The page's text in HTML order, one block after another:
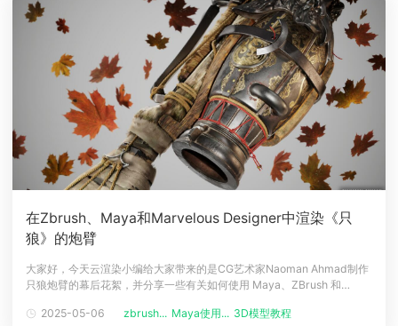
在Zbrush、Maya和Marvelous Designer中渲染《只
狼》的炮臂
大家好，今天云渲染小编给大家带来的是CG艺术家Naoman Ahmad制作
只狼炮臂的幕后花絮，并分享一些有关如何使用 Maya、ZBrush 和
曼艾哈迈德，一名来自加拿大蒙特利尔的游戏和视觉特效艺术家。我参与
2025-05-06 zbrush... Maya使用... 3D模型教程